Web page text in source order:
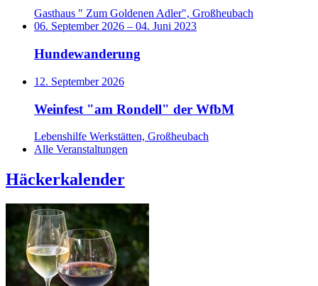
Gasthaus " Zum Goldenen Adler", Großheubach
06. September 2026 – 04. Juni 2023
Hundewanderung
12. September 2026
Weinfest "am Rondell" der WfbM
Lebenshilfe Werkstätten, Großheubach
Alle Veranstaltungen
Häckerkalender